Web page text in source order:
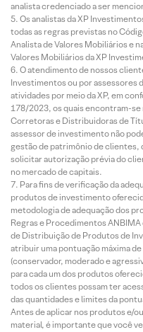
analista credenciado a ser
Os analistas da XP
todas as regras previstas no
Analista de Valores Mobiliários e
Valores Mobiliários da XP
O atendimento de nossos
Investimentos ou por assessores
atividades por meio da XP, em
178/2023, os quais encontram-
Corretoras e Distribuidoras de
assessor de investimento não
gestão de patrimônio de
solicitar autorização prévia do
no mercado de capitais.
Para fins de verificação da
produtos de investimento
metodologia de adequação dos
Regras e Procedimentos
de Distribuição de Produtos de
atribuir uma pontuação máxima
(conservador, moderado e
para cada um dos produtos
todos os clientes possam ter
das quantidades e limites da
Antes de aplicar nos produtos e/
material, é importante que você